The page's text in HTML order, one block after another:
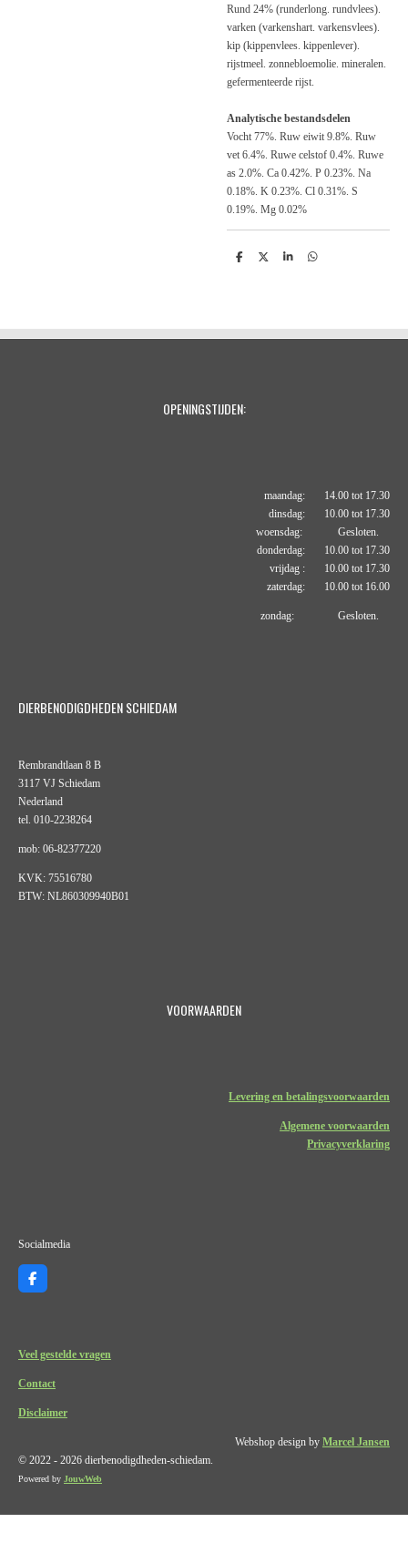
Rund 24% (runderlong. rundvlees).
varken (var­kenshart. varkensvlees).
kip (kippenvlees. kippenle­ver).
rijstmeel. zonnebloemolie. mineralen.
gefermen­teerde rijst.
Analytische bestandsdelen
Vocht 77%. Ruw eiwit 9.8%. Ruw
vet 6.4%. Ruwe cel­stof 0.4%. Ruwe
as 2.0%. Ca 0.42%. P 0.23%. Na
0.18%. K 0.23%. Cl 0.31%. S
0.19%. Mg 0.02%
D
D
S
D
OPENINGSTIJDEN:
maandag: 14.00 tot 17.30
dinsdag: 10.00 tot 17.30
woensdag: Gesloten.
donderdag: 10.00 tot 17.30
vrijdag : 10.00 tot 17.30
zaterdag: 10.00 tot 16.00
zondag: Gesloten.
DIERBENODIGDHEDEN SCHIEDAM
Rembrandtlaan 8 B
3117 VJ Schiedam
Nederland
tel. 010-2238264
mob: 06-82377220
KVK: 75516780
BTW: NL860309940B01
VOORWAARDEN
Levering en betalingsvoorwaarden
Algemene voorwaarden
Privacyverklaring
Socialmedia
F
a
o
Veel gestelde vragen
Contact
Disclaimer
Webshop design by Marcel Jansen
© 2022 - 2026 dierbenodigdheden-schiedam.
Powered by JouwWeb